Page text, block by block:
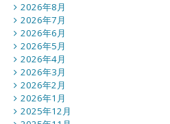
2026年8月
2026年7月
2026年6月
2026年5月
2026年4月
2026年3月
2026年2月
2026年1月
2025年12月